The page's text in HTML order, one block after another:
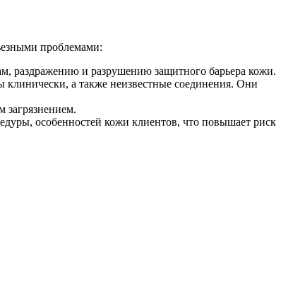
проблемами:
раздражению и разрушению защитного барьера кожи.
клинически, а также неизвестные соединения. Они
загрязнением.
особенностей кожи клиентов, что повышает риск